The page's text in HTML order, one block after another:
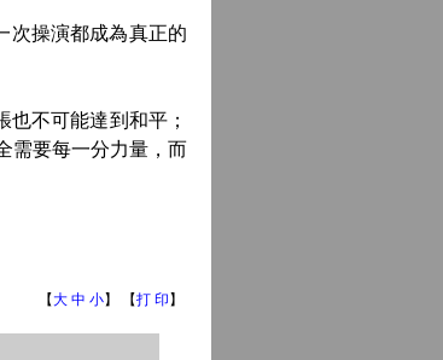
操演都成為真正的
不可能達到和平；
需要每一分力量，而
【大 中 小】 【打 印 】